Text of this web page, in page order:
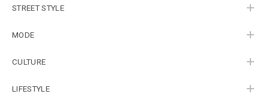
STREET STYLE
MODE
CULTURE
LIFESTYLE